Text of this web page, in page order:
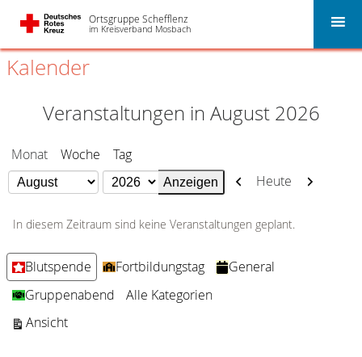
Ortsgruppe Schefflenz
im Kreisverband Mosbach
Kalender
Veranstaltungen in August 2026
Monat Woche Tag
Monat
Jahr
Zurück
Heute Weiter
In diesem Zeitraum sind keine Veranstaltungen geplant.
Kategorien
Blutspende Fortbildungstag
General
Gruppenabend
Alle Kategorien
Ansichtausdrucken